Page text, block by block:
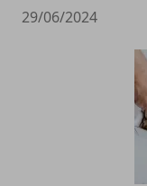
29/06/2024